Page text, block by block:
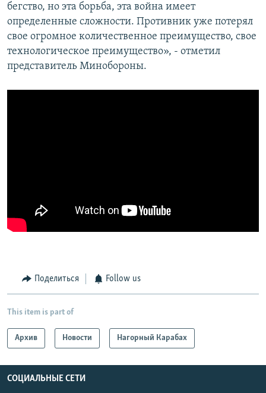
бегство, но эта борьба, эта война имеет
определенные сложности. Противник уже потерял
свое огромное количественное преимущество, свое
технологическое преимущество», - отметил
представитель Минобороны.
Поделиться Follow us
This item is part of
Архив Новости Нагорный Карабах
СОЦИАЛЬНЫЕ СЕТИ